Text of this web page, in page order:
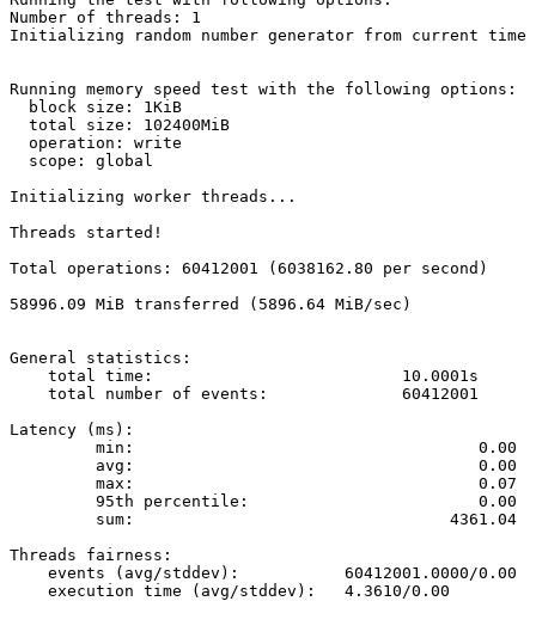
Number of threads: 1
Initializing random number generator from current time
Running memory speed test with the following options:
  block size: 1KiB
  total size: 102400MiB
  operation: write
  scope: global
Initializing worker threads...
Threads started!
Total operations: 60412001 (6038162.80 per second)
58996.09 MiB transferred (5896.64 MiB/sec)
General statistics:
    total time:                          10.0001s
    total number of events:              60412001
Latency (ms):
         min:                                    0.00
         avg:                                    0.00
         max:                                    0.07
         95th percentile:                        0.00
         sum:                                 4361.04
Threads fairness:
    events (avg/stddev):           60412001.0000/0.00